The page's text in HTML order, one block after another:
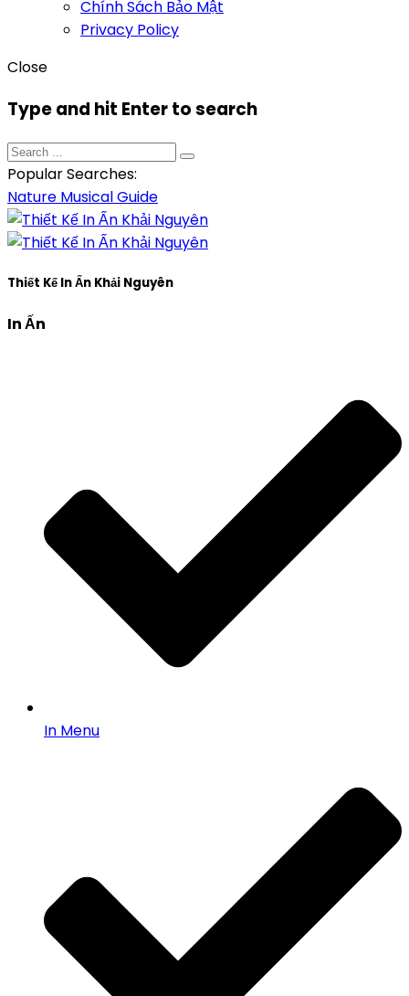
Chính Sách Bảo Mật
Privacy Policy
Close
Type and hit Enter to search
Popular Searches:
Nature MusicalGuide
Thiết Kế In Ấn Khải Nguyên
In Ấn
In Menu